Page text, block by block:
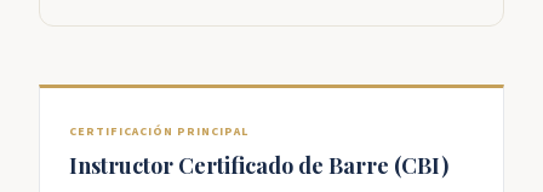
CERTIFICACIÓN PRINCIPAL
Instructor Certificado de Barre (CBI)